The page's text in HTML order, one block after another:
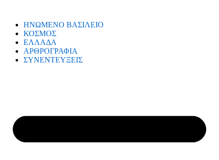
ΗΝΩΜΕΝΟ ΒΑΣΙΛΕΙΟ
ΚΟΣΜΟΣ
ΕΛΛΑΔΑ
ΑΡΘΡΟΓΡΑΦΙΑ
ΣΥΝΕΝΤΕΥΞΕΙΣ